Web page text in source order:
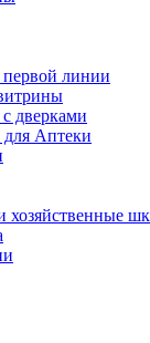
линии
дверками
Аптеки